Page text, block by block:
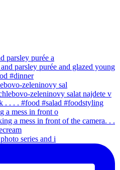
parsley purée a
zeleninovy sal
a mess in front o
series and i